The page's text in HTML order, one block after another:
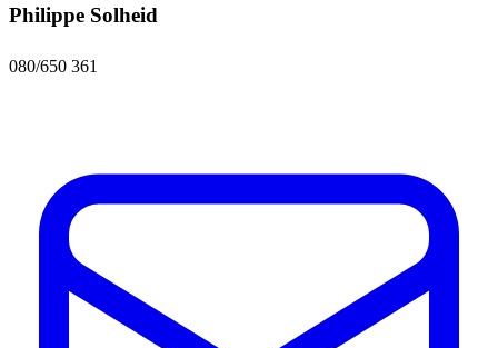
Philippe Solheid
080/650 361